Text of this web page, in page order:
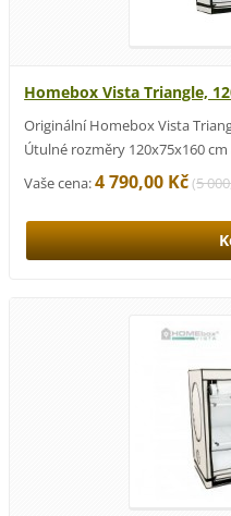
Homebox Vista Triangle,
Originální Homebox Vista
Útulné rozměry 120x75x160 cm
Vaše cena:4 790,00 Kč(5